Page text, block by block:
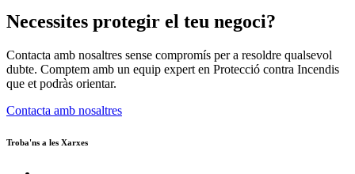
Necessites protegir el teu negoci?
Contacta amb nosaltres sense compromís per a resoldre qualsevol
dubte. Comptem amb un equip expert en Protecció contra Incendis
que et podràs orientar.
Contacta amb nosaltres
Troba'ns a les Xarxes